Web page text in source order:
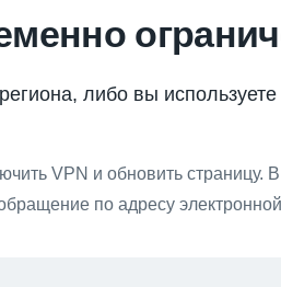
либо вы используете
VPN и обновить страницу.
по адресу